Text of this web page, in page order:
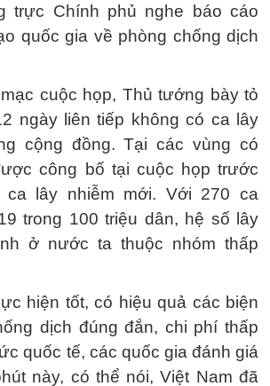
trực Chính phủ nghe báo cáo
quốc gia về phòng chống dịch
cuộc họp, Thủ tướng bày tỏ
ngày liên tiếp không có ca lây
cộng đồng. Tại các vùng có
công bố tại cuộc họp trước
ca lây nhiễm mới. Với 270 ca
trong 100 triệu dân, hệ số lây
ở nước ta thuộc nhóm thấp
hiện tốt, có hiệu quả các biện
dịch đúng đắn, chi phí thấp
quốc tế, các quốc gia đánh giá
này, có thể nói, Việt Nam đã